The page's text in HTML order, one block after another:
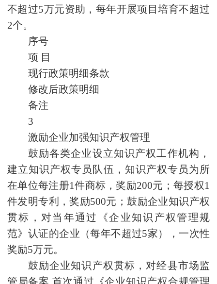
不超过5万元资助，每年开展项目培育不超过
2个。
序号
项 目
现行政策明细条款
修改后政策明细
备注
3
激励企业加强知识产权管理
鼓励各类企业设立知识产权工作机构，
建立知识产权专员队伍，知识产权专员为所
在单位每注册1件商标，奖励200元；每授权1
件发明专利，奖励500元；鼓励企业知识产权
贯标，对当年通过《企业知识产权管理规
范》认证的企业（每年不超过5家），一次性
奖励5万元。
鼓励企业知识产权贯标，对经县市场监